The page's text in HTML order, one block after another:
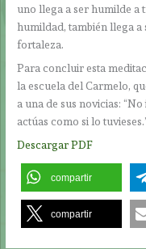
uno llega a ser humilde a
humildad, también llega a
fortaleza.
Para concluir esta
la escuela del Carmelo,
a una de sus novicias:
actúas como si lo
Descargar PDF
compartir
compartir